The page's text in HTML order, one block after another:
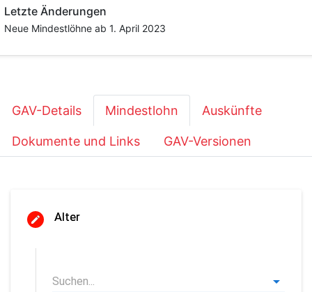
Letzte Änderungen
Neue Mindestlöhne ab 1. April 2023
GAV-Details Mindestlohn Auskünfte
Dokumente und Links GAV-Versionen
Alter